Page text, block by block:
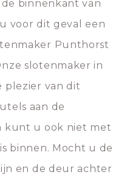
binnenkant van
voor dit geval een
Punthorst
slotenmaker in
van dit
aan de
kunt u ook niet met
binnen. Mocht u de
en de deur achter